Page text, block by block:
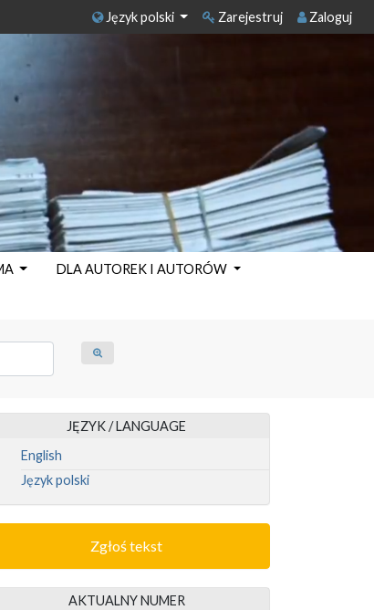
Język polski Zarejestruj Zaloguj
DLA AUTOREK I AUTORÓW
JĘZYK / LANGUAGE
English
Język polski
Zgłoś tekst
AKTUALNY NUMER